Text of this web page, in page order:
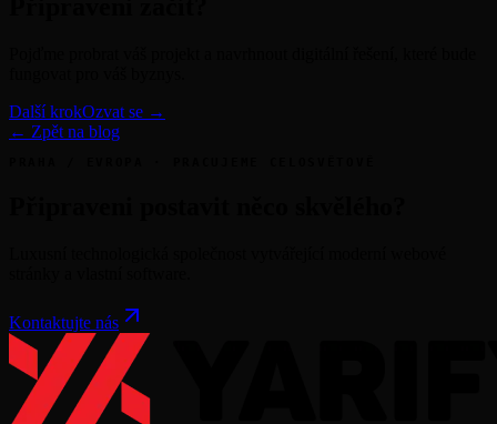
Další krokOzvat se →
← Zpět na blog
Kontaktujte nás